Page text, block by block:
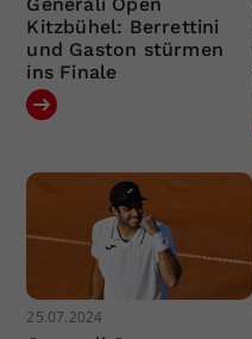
Kitzbühel: Berrettini
und Gaston stürmen
ins Finale
25.07.2024